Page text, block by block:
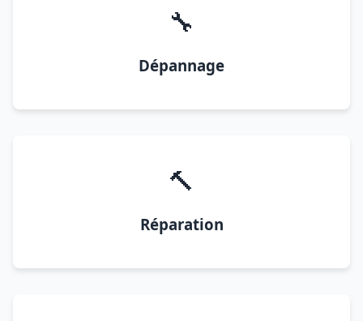
🔧
Dépannage
🔨
Réparation